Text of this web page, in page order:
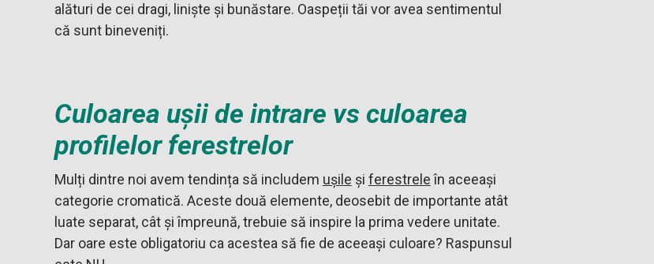
alături de cei dragi, liniște și bunăstare. Oaspeții tăi vor avea sentimentul
că sunt bineveniți.
Culoarea ușii de intrare vs culoarea
profilelor ferestrelor
Mulți dintre noi avem tendința să includem ușile și ferestreleîn aceeași
categorie cromatică. Aceste două elemente, deosebit de importante atât
luate separat, cât și împreună, trebuie să inspire la prima vedere unitate.
Dar oare este obligatoriu ca acestea să fie de aceeași culoare? Raspunsul